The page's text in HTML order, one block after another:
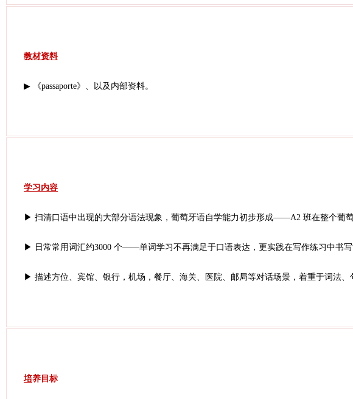
教材资料
▶ 《passaporte》、以及内部资料。
学习内容
▶ 扫清口语中出现的大部分语法现象，葡萄牙语自学能力初步形成——A2 班在整个葡
▶ 日常常用词汇约3000 个——单词学习不再满足于口语表达，更实践在写作练习中书写
▶ 描述方位、宾馆、银行，机场，餐厅、海关、医院、邮局等对话场景，着重于词法
培养目标